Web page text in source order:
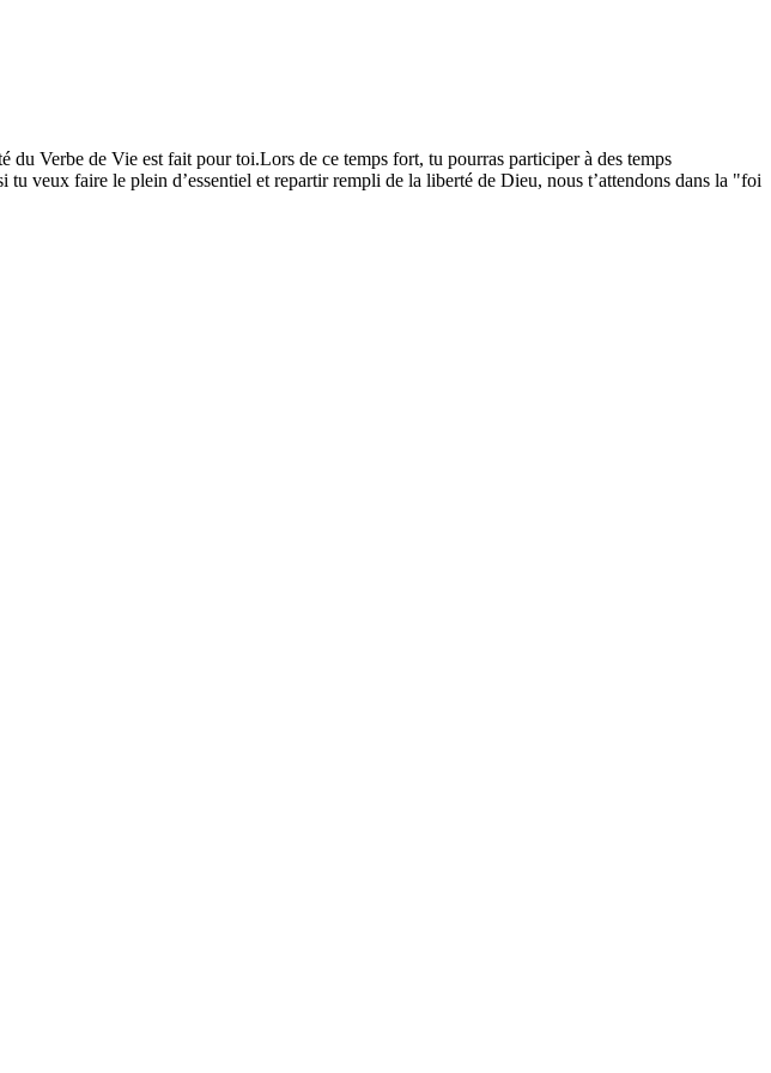
du Verbe de Vie est fait pour toi.Lors de ce temps fort, tu pourras participer à des temps
veux faire le plein d’essentiel et repartir rempli de la liberté de Dieu, nous t’attendons dans la "foi